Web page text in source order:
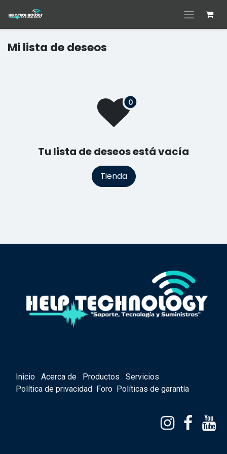
Mi lista de deseos
Tu lista de deseos está vacía
Tienda
Inicio Acerca de Productos
Servicios
Política de privacidad Foro Políticas de garantía